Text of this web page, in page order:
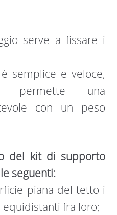
serve a fissare i
semplice e veloce,
permette una
con un peso
del kit di supporto
seguenti:
piana del tetto i
fra loro;